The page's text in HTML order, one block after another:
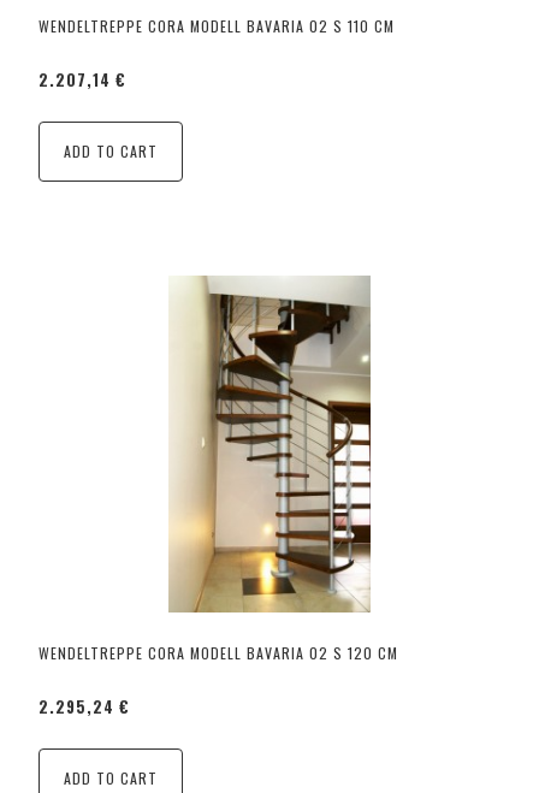
WENDELTREPPE CORA MODELL BAVARIA 02 S 110 CM
2.207,14 €
ADD TO CART
WENDELTREPPE CORA MODELL BAVARIA 02 S 120 CM
2.295,24 €
ADD TO CART